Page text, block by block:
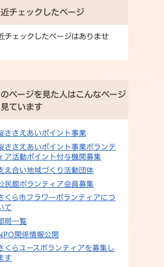
チェックしたページ
チェックしたページはありませ
ページを見た人はこんなページ
ています
ささえあいポイント事業
ささえあいポイント事業ボランテ
ア活動ポイント付与機関募集
え合い地域づくり活動団体
民館ボランティア会員募集
くら市フラワーボランティアにつ
て
局一覧
関係情報公開
くらユースボランティアを募集し
す